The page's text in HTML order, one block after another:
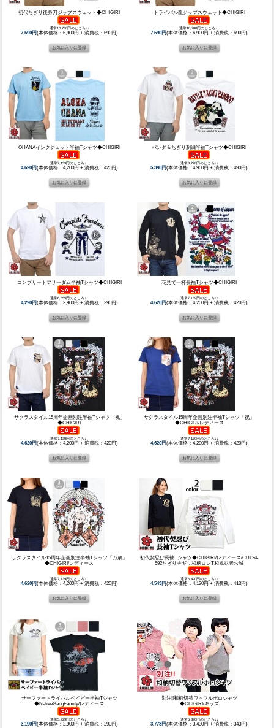
初代ちぎり後身刀ジップスウェット◆CHIGIRI
通常10,780円のところ↓↓
7,590円(本体価格：6,900円 + 消費税：690円)
トライバル龍ジップスウェット◆CHIGIRI
通常10,780円のところ↓↓
7,590円(本体価格：6,900円 + 消費税：690円)
OHANAインクジェット半袖Tシャツ◆CHIGIRI
通常7,139円のところ↓↓
4,620円(本体価格：4,200円 + 消費税：420円)
パンダ＆ちぎり刺繍半袖Tシャツ◆CHIGIRI
通常8,228円のところ↓↓
5,390円(本体価格：4,900円 + 消費税：490円)
コンプリートフリーダム半袖Tシャツ◆CHIGIRI
通常6,655円のところ↓↓
4,290円(本体価格：3,900円 + 消費税：390円)
花見で一杯長袖Tシャツ◆CHIGIRI
通常7,139円のところ↓↓
4,620円(本体価格：4,200円 + 消費税：420円)
サクラスタイル15周年企画別注半袖Tシャツ「祝」
◆CHIGIRI
通常7,139円のところ↓↓
4,620円(本体価格：4,200円 + 消費税：420円)
サクラスタイル15周年企画別注半袖Tシャツ「祝」
◆CHIGIRI/レディース
通常7,139円のところ↓↓
4,620円(本体価格：4,200円 + 消費税：420円)
サクラスタイル15周年企画別注半袖Tシャツ「万歳」
◆CHIGIRI/レディース
通常7,139円のところ↓↓
4,620円(本体価格：4,200円 + 消費税：420円)
初代契忍び長袖Tシャツ◆CHIGIRI/レディース/CHL24-
592ちぎりチギリ和柄ロンT和風忍者お城
通常6,490円のところ↓↓
4,543円(本体価格：4,130円 + 消費税：413円)
サーファートライバルベイビー半袖Tシャツ
◆NativeGangFamily/レディース
通常5,929円のところ↓↓
3,190円(本体価格：2,900円 + 消費税：290円)
別注!!和柄切替ワッフルポロシャツ
◆CHIGIRI/キッズ
通常5,390円のところ↓↓
3,773円(本体価格：3,430円 + 消費税：343円)